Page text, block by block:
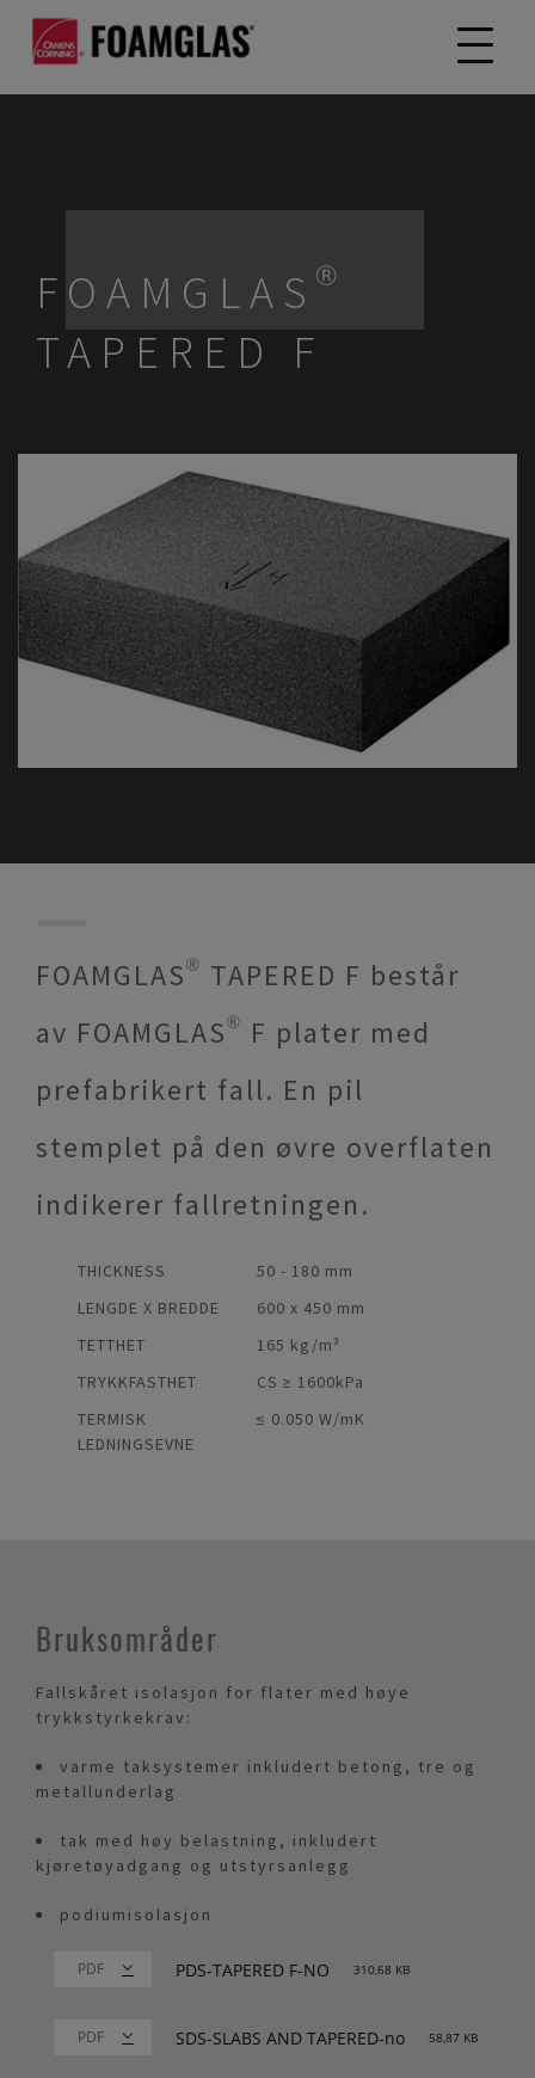
FOAMGLAS®
TAPERED F
FOAMGLAS® TAPERED F består
av FOAMGLAS® F plater med
prefabrikert fall. En pil
stemplet på den øvre overflaten
indikerer fallretningen.
THICKNESS
50 - 180 mm
LENGDE X BREDDE
600 x 450 mm
TETTHET
165 kg/m³
TRYKKFASTHET
CS ≥ 1600kPa
TERMISK
LEDNINGSEVNE
≤ 0.050 W/mK
Bruksområder
Fallskåret isolasjon for flater med høye
trykkstyrkekrav:
varme taksystemer inkludert betong, tre og
metallunderlag
tak med høy belastning, inkludert
kjøretøyadgang og utstyrsanlegg
podiumisolasjon
PDS-TAPERED F-NO 310,68 KB
SDS-SLABS AND TAPERED-no 58,87 KB